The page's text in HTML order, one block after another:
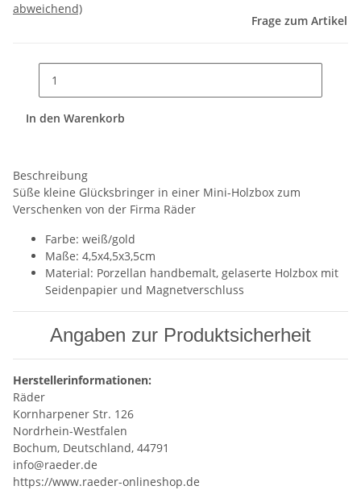
abweichend)
Frage zum Artikel
In den Warenkorb
Beschreibung
Süße kleine Glücksbringer in einer Mini-Holzbox zum
Verschenken von der Firma Räder
Farbe: weiß/gold
Maße: 4,5x4,5x3,5cm
Material: Porzellan handbemalt, gelaserte Holzbox mit
Seidenpapier und Magnetverschluss
Angaben zur Produktsicherheit
Herstellerinformationen:
Räder
Kornharpener Str. 126
Nordrhein-Westfalen
Bochum, Deutschland, 44791
info@raeder.de
https://www.raeder-onlineshop.de